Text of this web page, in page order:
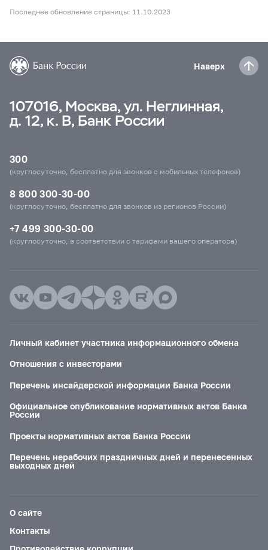
Последнее обновление страницы: 11.10.2023
Наверх
107016, Москва, ул. Неглинная,
д. 12, к. В, Банк России
300
(круглосуточно, бесплатно для звонков с мобильных телефонов)
8 800 300-30-00
(круглосуточно, бесплатно для звонков из регионов России)
+7 499 300-30-00
(круглосуточно, в соответствии с тарифами вашего оператора)
Личный кабинет участника информационного обмена
Отношения с инвесторами
Перечень инсайдерской информации Банка России
Официальное опубликование нормативных актов Банка
России
Проекты нормативных актов Банка России
Перечень нерабочих праздничных дней и перенесенных
выходных дней
О сайте
Контакты